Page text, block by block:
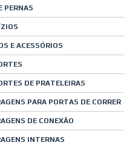
PERNAS
E ACESSÓRIOS
DE PRATELEIRAS
PARA PORTAS DE CORRER
DE CONEXÃO
INTERNAS